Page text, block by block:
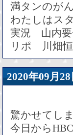
満タンのが
わたしはス
実況 山内要
リポ 川畑
2020年09
驚かせてし
今日から